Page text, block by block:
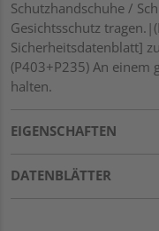
Schutzhandschuhe /
Gesichtsschutz
Sicherheitsdatenblatt]
(P403+P235) An
halten.
EIGENSCHAFTEN
DATENBLÄTTER